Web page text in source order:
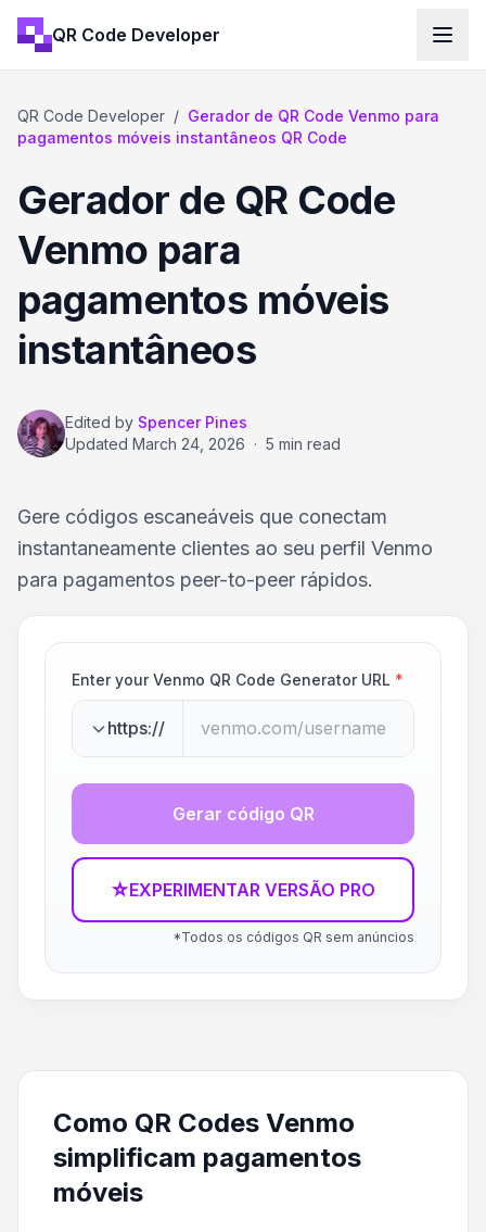
QR Code Developer
QR Code Developer / Gerador de QR Code Venmo para
pagamentos móveis instantâneos QR Code
Gerador de QR Code
Venmo para
pagamentos móveis
instantâneos
Edited by Spencer Pines
Updated March 24, 2026 · 5 min read
Gere códigos escaneáveis que conectam
instantaneamente clientes ao seu perfil Venmo
para pagamentos peer-to-peer rápidos.
Enter your Venmo QR Code Generator URL *
https://
Gerar código QR
☆EXPERIMENTAR VERSÃO PRO
*Todos os códigos QR sem anúncios
Como QR Codes Venmo
simplificam pagamentos
móveis